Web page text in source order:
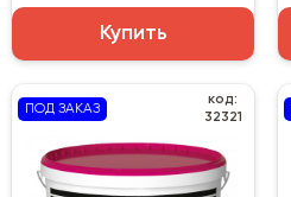
Купить
ПОД ЗАКАЗ
код:
32321